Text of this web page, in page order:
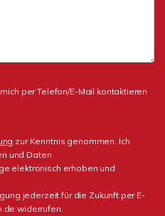
per Telefon/E-Mail kontaktieren
zur Kenntnis genommen. Ich
und Daten
elektronisch erhoben und
jederzeit für die Zukunft per E-
widerrufen.